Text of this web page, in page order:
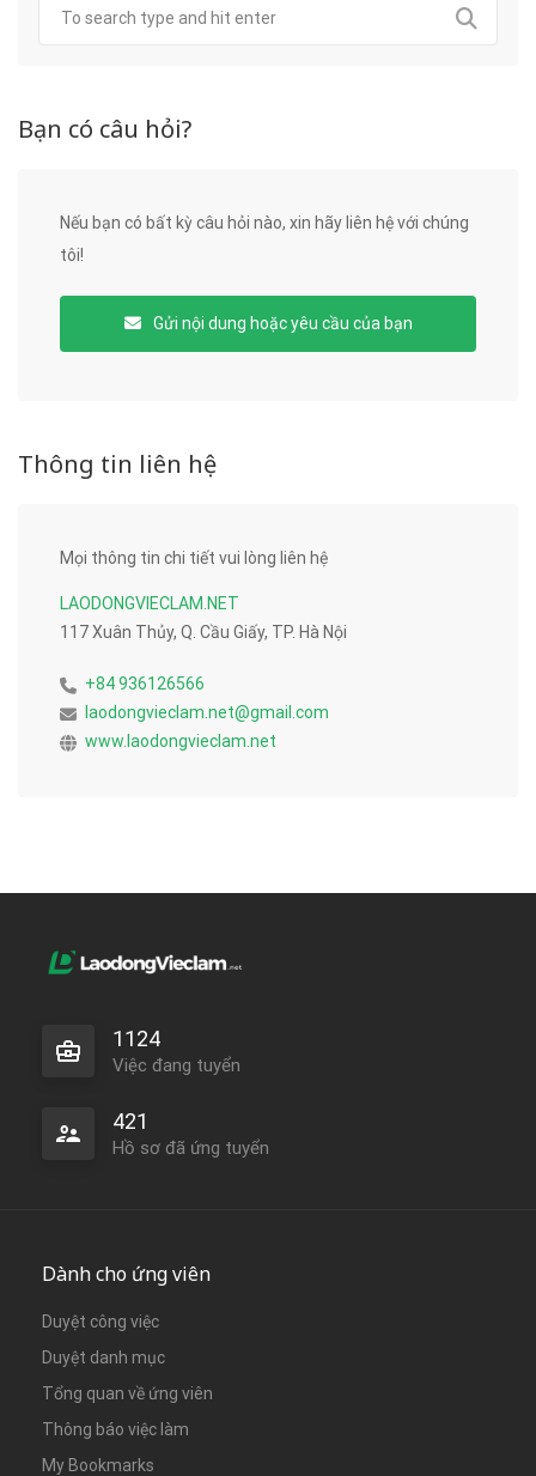
Bạn có câu hỏi?
Nếu bạn có bất kỳ câu hỏi nào, xin hãy liên hệ với chúng
tôi!
Gửi nội dung hoặc yêu cầu của bạn
Thông tin liên hệ
Mọi thông tin chi tiết vui lòng liên hệ
LAODONGVIECLAM.NET
117 Xuân Thủy, Q. Cầu Giấy, TP. Hà Nội
+84 936126566
laodongvieclam.net@gmail.com
www.laodongvieclam.net
1124
Việc đang tuyển
421
Hồ sơ đã ứng tuyển
Dành cho ứng viên
Duyệt công việc
Duyệt danh mục
Tổng quan về ứng viên
Thông báo việc làm
My Bookmarks